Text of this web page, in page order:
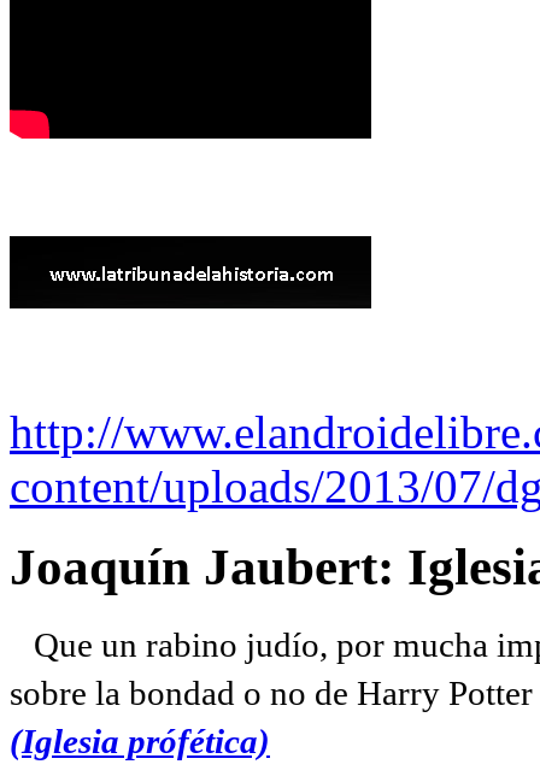
http://
content/uploads/2013/07/
Joaquín Jaubert:
Que un rabino judío, por mucha
sobre la bondad o no de Harry
(Iglesia prófética)